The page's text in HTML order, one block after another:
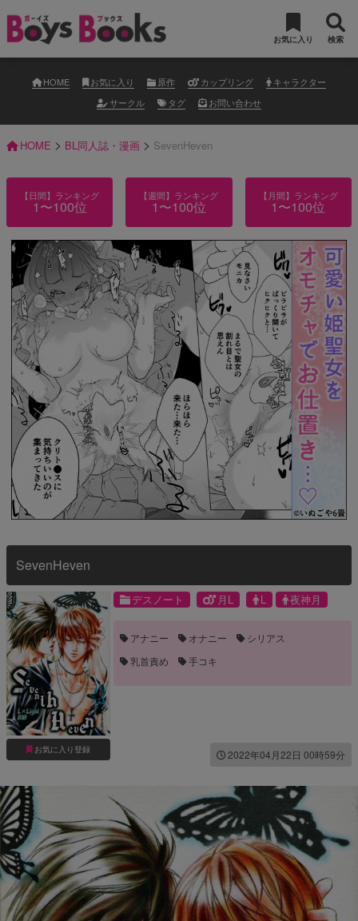
お気に入り 検索
HOME お気に入り 原作 カップリング
キャラクター
サークル
タグ お問い合わせ
HOME > BL同人誌・漫画 > SevenHeven
【日間】ランキング
1〜100位
【週間】ランキング
1〜100位
【月間】ランキング
1〜100位
SevenHeven
お気に入り登録
デスノート 月L L 夜神月
アナニー オナニー
シリアス
乳首責め
手コキ
2022年04月22日 00時59分